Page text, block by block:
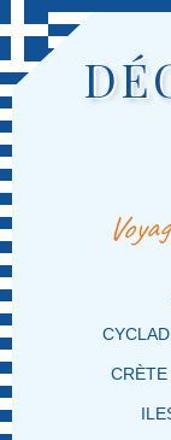
MENU
MASQUER LA
MASQUER LA
CRÈTE